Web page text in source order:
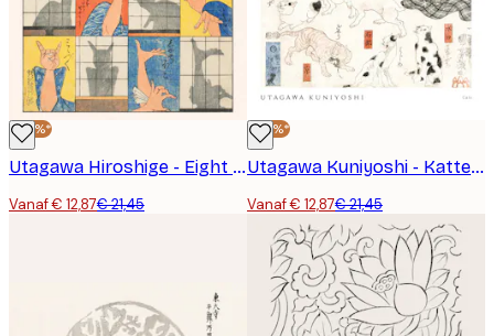
-40%*
Utagawa Hiroshige - Eight Shadow Figures Poster
Vanaf € 12,87€ 21,45
-40%*
Utagawa Kuniyoshi - Katten Poster
Vanaf € 12,87€ 21,45